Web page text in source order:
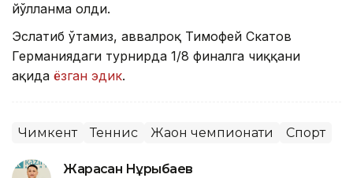
йўлланма олди.
Эслатиб ўтамиз, аввалроқ Тимофей Скатов
Германиядаги турнирда 1/8 финалга чиққани
ҳақида ёзган эдик.
Чимкент Теннис Жаҳон чемпионати Спорт
Жарасқан Нұрыбаев